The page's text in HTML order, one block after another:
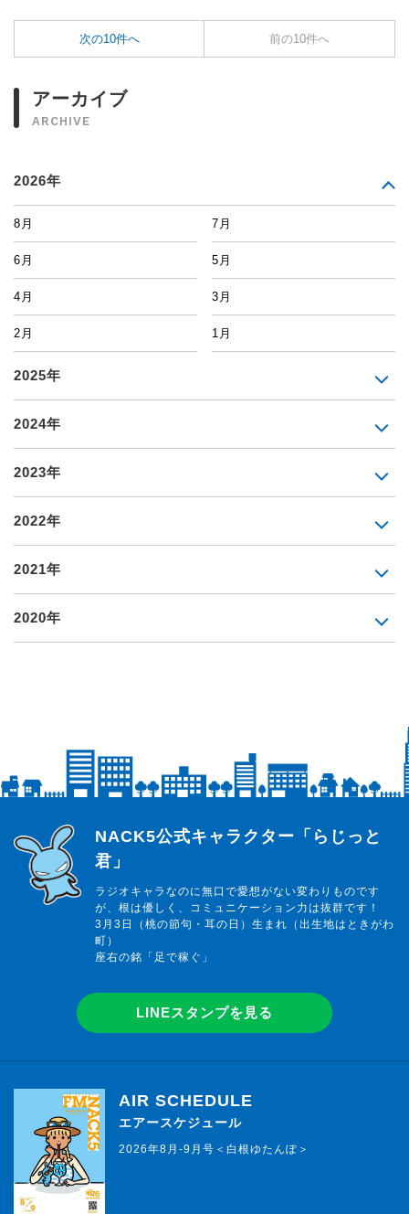
次の10件へ 前の10件へ
アーカイブ
ARCHIVE
2026年
8月 7月
6月 5月
4月 3月
2月 1月
2025年
2024年
2023年
2022年
2021年
2020年
らじっと君
NACK5公式キャラクター「らじっと
君」
ラジオキャラなのに無口で愛想がない変わりものです
が、根は優しく、コミュニケーション力は抜群です！
3月3日（桃の節句・耳の日）生まれ（出生地はときがわ
町）
座右の銘「足で稼ぐ」
LINEスタンプを見る
AIR SCHEDULE
エアースケジュール
2026年8月-9月号＜白根ゆたんぽ＞